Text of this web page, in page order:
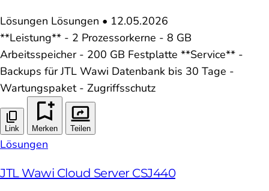
Lösungen Lösungen • 12.05.2026
**Leistung** - 2 Prozessorkerne - 8 GB
Arbeitsspeicher - 200 GB Festplatte **Service** -
Backups für JTL Wawi Datenbank bis 30 Tage -
Wartungspaket - Zugriffsschutz
Link Merken Teilen
Lösungen
JTL Wawi Cloud Server CSJ440